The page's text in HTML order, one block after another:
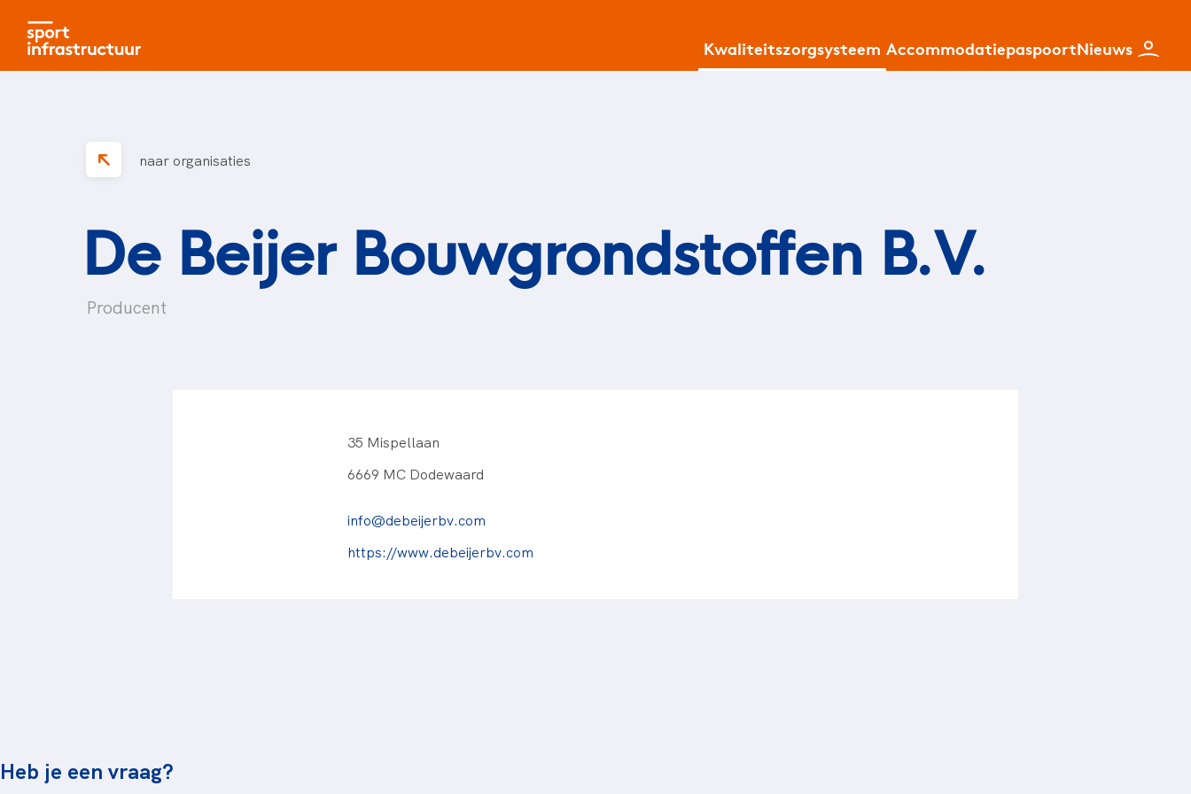
Kwaliteitszorgsysteem AccommodatiepaspoortNieuws
naar organisaties
De Beijer Bouwgrondstoffen B.V.
Producent
35 Mispellaan
6669 MC Dodewaard
info@debeijerbv.com
https://www.debeijerbv.com
Heb je een vraag?